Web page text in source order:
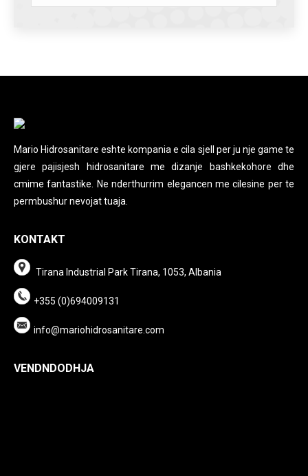
Mario Hidrosanitare eshte kompania e cila sjell per ju nje game te
gjere pajisjesh hidrosanitare me dizanje bashkekohore dhe
cmime fantastike. Ne nderthurrim elegancen me cilesine per te
permbushur nevojat tuaja.
KONTAKT
Tirana Industrial Park Tirana, 1053, Albania
+355 (0)694009131
info@mariohidrosanitare.com
VENDNDODHJA